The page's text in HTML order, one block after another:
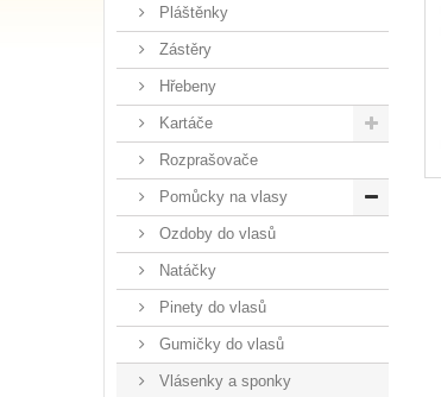
Pláštěnky
Zástěry
Hřebeny
Kartáče
Rozprašovače
Pomůcky na vlasy
Ozdoby do vlasů
Natáčky
Pinety do vlasů
Gumičky do vlasů
Vlásenky a sponky